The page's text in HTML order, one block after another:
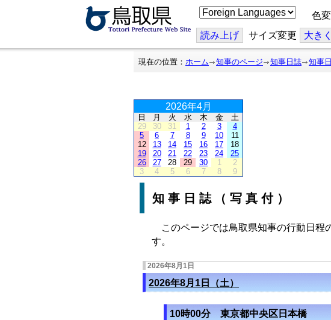
こ
の
ジ
を
翻
色
読み上げ サイズ変更 大き
現在の位置： ホーム 知事のページ 知事日誌 知事
2026年4月
日 月 火 水 木 金
土
29
30 31 1 2 3
4
5
6 7 8 9 10
11
12
13 14 15 16 17
18
19
20 21 22 23 24
25
26
27 28 29 30 1
2
3
4 5 6 7 8 9
知事日誌（写真付）
このページでは鳥取県知事の行動日程
す。
2026年8月1日
2026年8月1日（土）
10時00分 東京都中央区日本橋